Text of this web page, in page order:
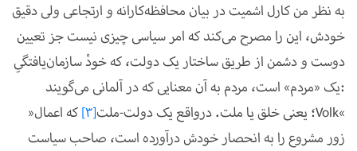
به نظر من کارل اشمیت در بیان محافظه‌کارانه و ارتجاعی ولی دقیق
خودش، این را مصرح می‌کند که امر سیاسی چیزی نیست جز تعیین
دوست و دشمن از طریق ساختار یک دولت، که خودْ سازمان‌یافتگیِ
یک «مردم» است، مردم به آن معنایی که در آلمانی می‌گویند:
«
Volk»؛ یعنی خلق یا ملت. درواقع یک دولت-ملت[3]که اعمال
زور مشروع را به انحصار خودش درآورده است، صاحب سیاست